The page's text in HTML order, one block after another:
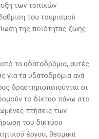
των τοπικών
του τουρισμού
της ποιότητας ζωής
τα υδατοδρόμια, αυτές
για τα υδατοδρόμια ανά
δραστηριοποιούνται οι
το δίκτυο πάνω στο
πτήσεις των
του δικτύου
έργου, θεσμικά